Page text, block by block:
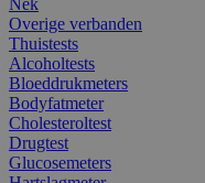
Overige verbanden
Thuistests
Alcoholtests
Bloeddrukmeters
Bodyfatmeter
Cholesteroltest
Drugtest
Glucosemeters